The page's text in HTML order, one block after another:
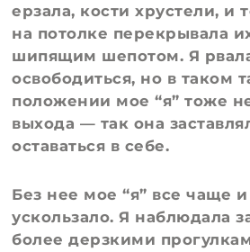
ерзала, кости хрустели, и
на потолке перекрывала
шипящим шепотом. Я
освободиться, но в таком
положении мое “я” тоже
выхода — так она
оставаться в себе.
Без нее мое “я” все чаще
ускользало. Я наблюдала
более дерзкими